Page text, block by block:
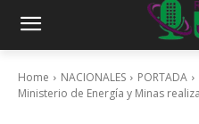
Home NACIONALES PORTADA
Ministerio de Energía y Minas